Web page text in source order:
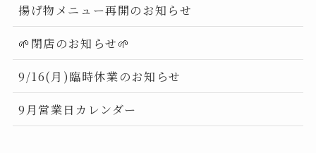
揚げ物メニュー再開のお知らせ
🌱閉店のお知らせ🌱
9/16(月)臨時休業のお知らせ
9月営業日カレンダー